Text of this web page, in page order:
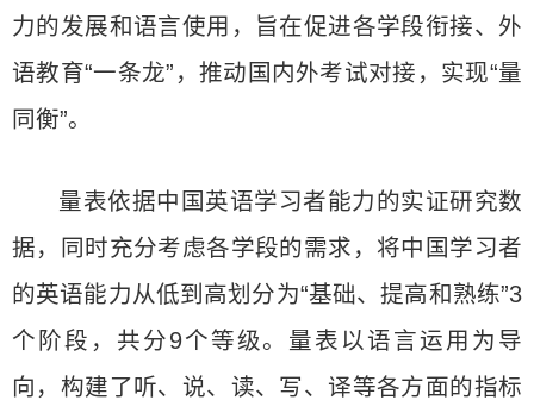
力的发展和语言使用，旨在促进各学段衔接、外
语教育“一条龙”，推动国内外考试对接，实现“量
同衡”。
量表依据中国英语学习者能力的实证研究数
据，同时充分考虑各学段的需求，将中国学习者
的英语能力从低到高划分为“基础、提高和熟练”3
个阶段，共分9个等级。量表以语言运用为导
向，构建了听、说、读、写、译等各方面的指标